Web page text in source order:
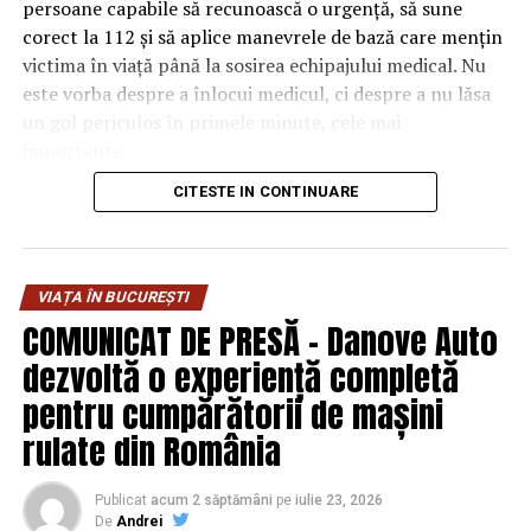
persoane capabile să recunoască o urgență, să sune
corect la 112 și să aplice manevrele de bază care mențin
victima în viață până la sosirea echipajului medical. Nu
este vorba despre a înlocui medicul, ci despre a nu lăsa
De ce contează primele minute
la locul de muncă
În multe urgențe grave, deznodământul se decide
înainte ca ambulanța să ajungă. În cazul unui stop
cardiac, de exemplu, șansele de supraviețuire scad rapid
cu fiecare minut în care nu se începe resuscitarea.
Creierul suferă leziuni ireversibile după doar câteva
minute fără oxigen, iar timpul mediu de sosire al unui
echipaj poate depăși cu ușurință acest interval, mai ales
în trafic urban aglomerat sau în zone periurbane.
CITESTE IN CONTINUARE
VIAȚA ÎN BUCUREȘTI
COMUNICAT DE PRESĂ – Danove Auto
dezvoltă o experiență completă
pentru cumpărătorii de mașini
rulate din România
Publicat acum 2 săptămâni pe iulie 23, 2026
De Andrei